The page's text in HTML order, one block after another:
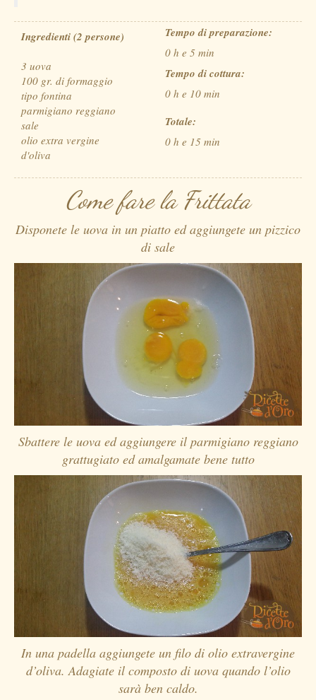
Tempo di preparazione:
0 h e 5 min
Tempo di cottura:
0 h e 10 min
Totale:
0 h e 15 min
Ingredienti (2 persone)
3 uova
100 gr. di formaggio
tipo fontina
parmigiano reggiano
sale
olio extra vergine
d'oliva
Come fare la Frittata
Disponete le uova in un piatto ed aggiungete un pizzico
di sale
Sbattere le uova ed aggiungere il parmigiano reggiano
grattugiato ed amalgamate bene tutto
In una padella aggiungete un filo di olio extravergine
d’oliva. Adagiate il composto di uova quando l’olio
sarà ben caldo.